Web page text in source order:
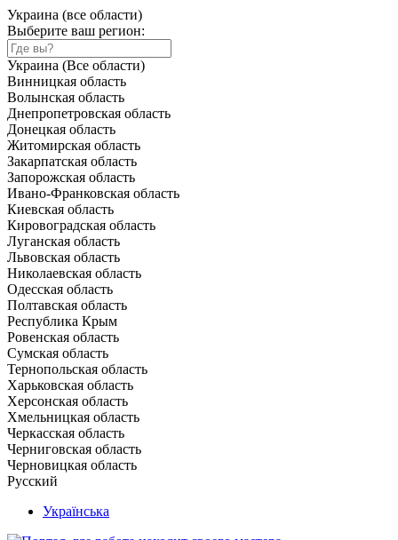
Украина (все области)
Выберите ваш регион:
Украина (Все области)
Винницкая область
Волынская область
Днепропетровская область
Донецкая область
Житомирская область
Закарпатская область
Запорожская область
Ивано-Франковская область
Киевская область
Кировоградская область
Луганская область
Львовская область
Николаевская область
Одесская область
Полтавская область
Республика Крым
Ровенская область
Сумская область
Тернопольская область
Харьковская область
Херсонская область
Хмельницкая область
Черкасская область
Черниговская область
Черновицкая область
Русский
Українська